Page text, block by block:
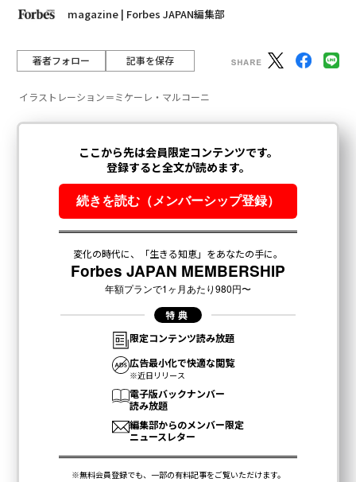
magazine | Forbes JAPAN編集部
著者フォロー 記事を保存
イラストレーション＝ミケーレ・マルコーニ